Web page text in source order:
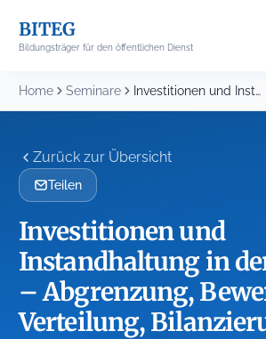
content
BITEG
Bildungsträger für den öffentlichen Dienst
Home Seminare Investitionen und Instandhaltung in der Doppik – Abgrenzung,...
Zurück zur Übersicht
Teilen
Investitionen und
Instandhaltung in
– Abgrenzung,
Verteilung,